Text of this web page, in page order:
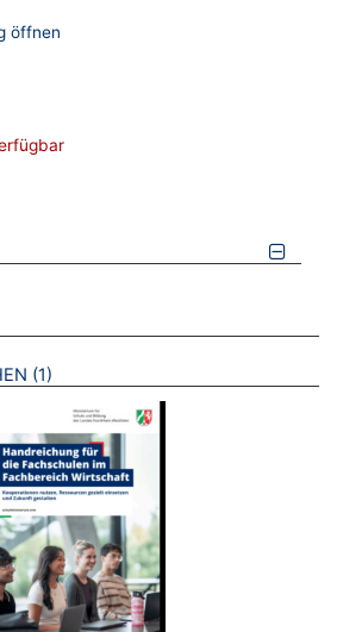
öffnen
ODER ZULETZT ANGESEHENE
1 BROSCHÜREN